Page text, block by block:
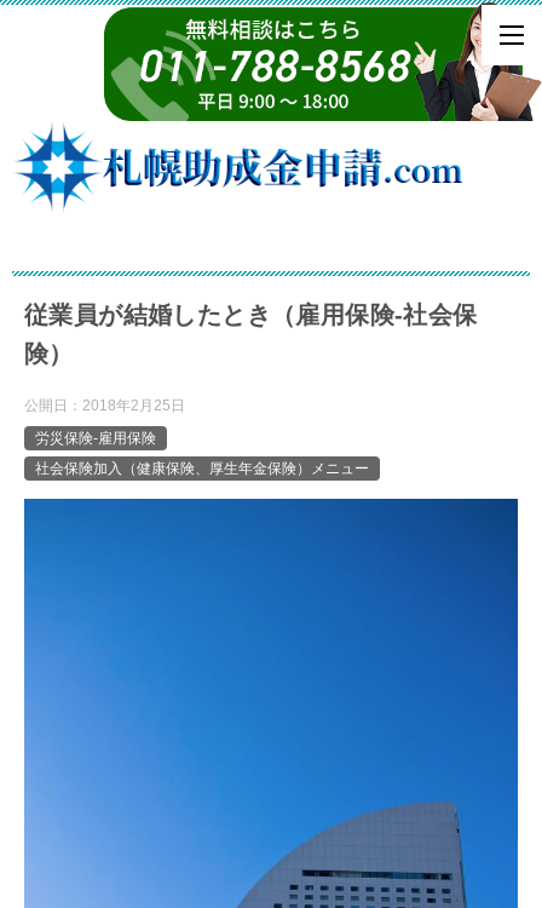
従業員が結婚したとき（雇用保険-社会保
険）
公開日： 2018年2月25日
労災保険-雇用保険
社会保険加入（健康保険、厚生年金保険）メニュー